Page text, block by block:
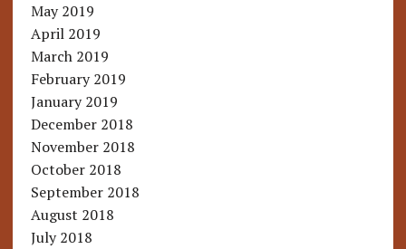
May 2019
April 2019
March 2019
February 2019
January 2019
December 2018
November 2018
October 2018
September 2018
August 2018
July 2018